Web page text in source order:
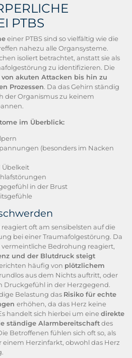
PTBS
einer PTBS sind so vielfältig wie die
nahezu alle Organsysteme.
isoliert betrachtet, anstatt sie als
zu identifizieren. Die
von akuten Attacken bis hin zu
Prozessen. Da das Gehirn ständig
der Organismus zu keinem
im Überblick:
(besonders im Nacken
Übelkeit
in der Brust
reagiert oft am sensibelsten auf die
bei einer Traumafolgestörung. Da
Bedrohung reagiert,
und der Blutdruck steigt
häufig von plötzlichem
aus dem Nichts auftritt, oder
in der Herzgegend.
Belastung das Risiko für echte
erhöhen, da das Herz keine
handelt sich hierbei um eine direkte
ständige Alarmbereitschaftdes
Betroffenen fühlen sich oft so, als
Herzinfarkt, obwohl das Herz